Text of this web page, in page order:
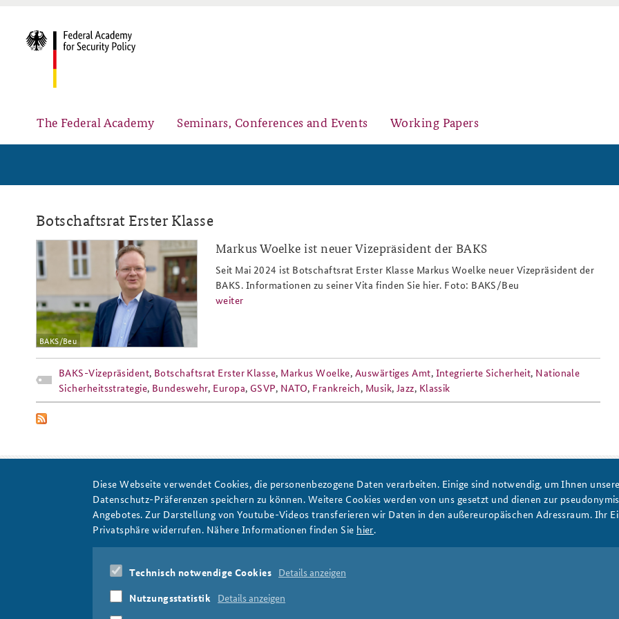
The Federal Academy
Advisory Board
Young Leaders in Security Policy
Seminars, Conferences and Events
Security Policy Course for Senior Officials
Further Events
Working Papers
Botschaftsrat Erster Klasse
woelke_slider_808x486px_img_0706_3_abeu.png
BAKS/Beu
Markus Woelke ist neuer Vizepräsident der BAKS
Seit Mai 2024 ist Botschaftsrat Erster Klasse Markus Woelke neuer Vizepräsident der
BAKS. Informationen zu seiner Vita finden Sie hier. Foto: BAKS/Beu
weiter
BAKS-Vizepräsident, Botschaftsrat Erster Klasse, Markus Woelke, Auswärtiges Amt, Integrierte Sicherheit, Nationale
Sicherheitsstrategie, Bundeswehr, Europa, GSVP, NATO, Frankreich, Musik, Jazz, Klassik
Botschaftsrat Erster Klasse
Diese Webseite verwendet Cookies, die personenbezogene Daten verarbeiten. Einige sind notwendig, um Ihnen
Datenschutz-Präferenzen speichern zu können. Weitere Cookies werden von uns gesetzt und dienen zur
Angebotes. Zur Darstellung von Youtube-Videos transferieren wir Daten in den außereuropäischen Adressraum. Ihr
Privatsphäre widerrufen. Nähere Informationen finden Sie hier.
Technisch notwendige Cookies Details anzeigen
Nutzungsstatistik Details anzeigen